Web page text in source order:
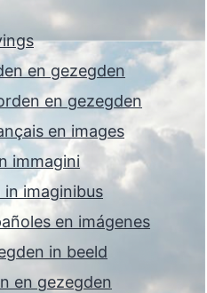
en gezegden
en gezegden
en images
immagini
imaginibus
en imágenes
in beeld
en gezegden